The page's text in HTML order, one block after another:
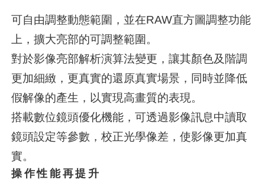
可自由調整動態範圍，並在RAW直方圖調整功能
上，擴大亮部的可調整範圍。
對於影像亮部解析演算法變更，讓其顏色及階調
更加細緻，更真實的還原真實場景，同時並降低
假解像的產生，以實現高畫質的表現。
搭載數位鏡頭優化機能，可透過影像訊息中讀取
鏡頭設定等參數，校正光學像差，使影像更加真
實。
操作性能再提升